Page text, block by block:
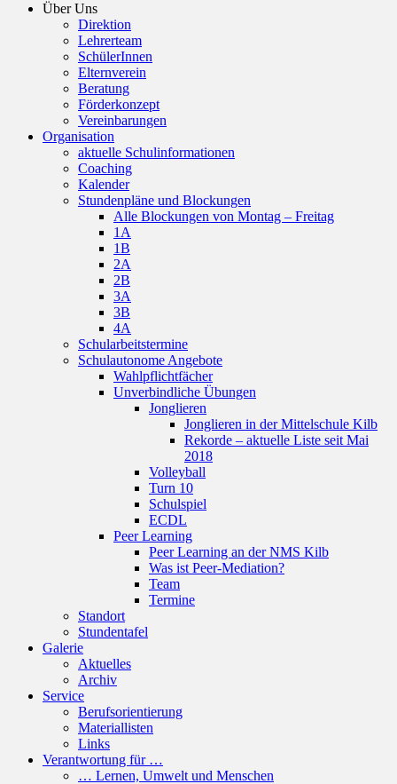
Über Uns
Direktion
Lehrerteam
SchülerInnen
Elternverein
Beratung
Förderkonzept
Vereinbarungen
Organisation
aktuelle Schulinformationen
Coaching
Kalender
Stundenpläne und Blockungen
Alle Blockungen von Montag – Freitag
1A
1B
2A
2B
3A
3B
4A
Schularbeitstermine
Schulautonome Angebote
Wahlpflichtfächer
Unverbindliche Übungen
Jonglieren
Jonglieren in der Mittelschule Kilb
Rekorde – aktuelle Liste seit Mai
2018
Volleyball
Turn 10
Schulspiel
ECDL
Peer Learning
Peer Learning an der NMS Kilb
Was ist Peer-Mediation?
Team
Termine
Standort
Stundentafel
Galerie
Aktuelles
Archiv
Service
Berufsorientierung
Materiallisten
Links
Verantwortung für …
… Lernen, Umwelt und Menschen